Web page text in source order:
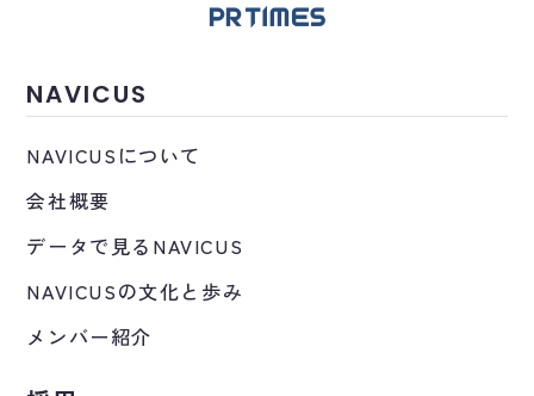
NAVICUS
NAVICUSについて
会社概要
データで見るNAVICUS
NAVICUSの文化と歩み
メンバー紹介